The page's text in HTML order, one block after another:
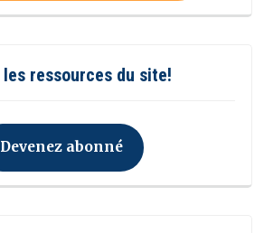
ressources du site!
Devenez abonné